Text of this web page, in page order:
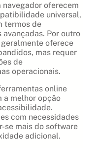
navegador oferecem
universal,
termos de
Por outro
oferece
mas requer
de
operacionais.
online
a melhor opção
com necessidades
se mais do software
adicional.